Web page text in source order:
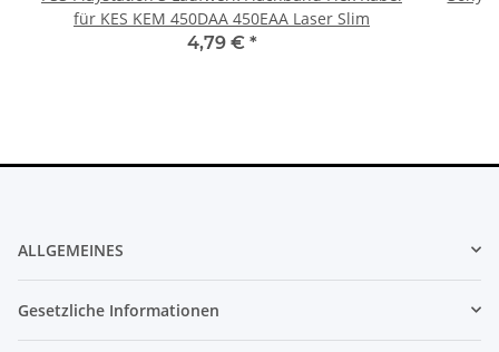
für KES KEM 450DAA 450EAA Laser Slim
4,79 € *
ALLGEMEINES
Gesetzliche Informationen